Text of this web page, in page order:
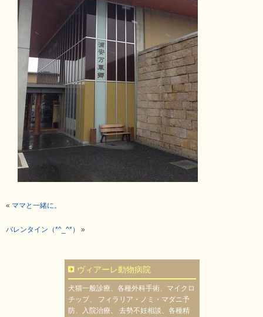
« ママと一緒に。
バレンタイン（*^_^*） »
ヴィアーレ動物病院
犬猫一般診療、各種外科手術、マイクロ
チップ、 フィラリア・ノミ・マダニ予
防、入院治療、 去勢不妊相談、各種精